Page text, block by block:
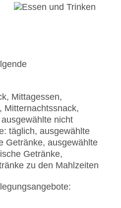
/ VISA, MasterCard,
ohne Gebühr, bei All
Konferenzräume: 4,
Tagungsequipment:
Coffee Breaks:
3, Zimmer: 516
Mittagessen,
Mitternachtssnack,
nicht
täglich, ausgewählte
Getränke, ausgewählte
Getränke,
zu den Mahlzeiten